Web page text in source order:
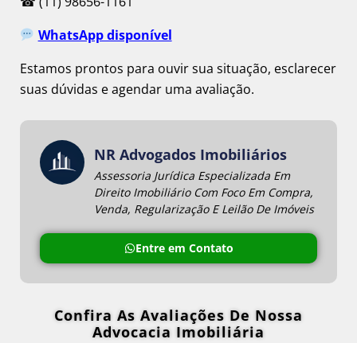
WhatsApp disponível
Estamos prontos para ouvir sua situação, esclarecer
suas dúvidas e agendar uma avaliação.
NR Advogados Imobiliários
Assessoria Jurídica Especializada Em
Direito Imobiliário Com Foco Em Compra,
Venda, Regularização E Leilão De Imóveis
Entre em Contato
Confira As Avaliações De Nossa
Advocacia Imobiliária